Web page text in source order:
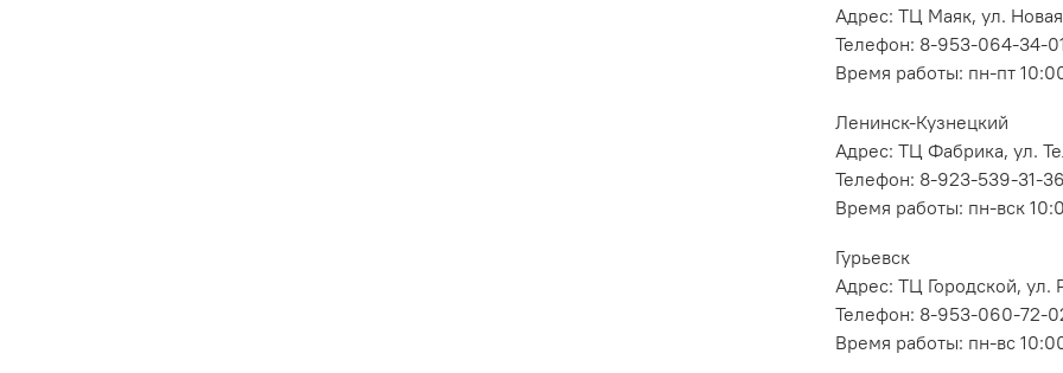
Адрес: ТЦ Маяк, ул.
Телефон: 8-953-064-34-01
Время работы: пн-пт
Ленинск-Кузнецкий
Адрес: ТЦ Фабрика, ул.
Телефон: 8-923-539-31-36
Время работы: пн-вск
Гурьевск
Адрес: ТЦ Городской,
Телефон: 8-953-060-72-
Время работы: пн-вс